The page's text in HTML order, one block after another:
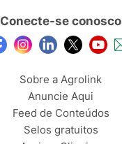
Conecte-se conosco
Sobre a Agrolink
Anuncie Aqui
Feed de Conteúdos
Selos gratuitos